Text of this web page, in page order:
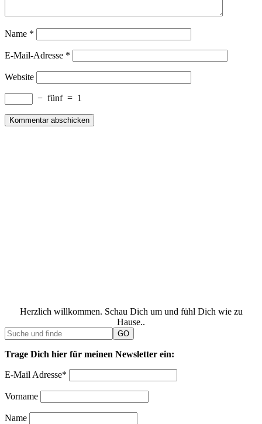
Name *
E-Mail-Adresse *
Website
− fünf = 1
Herzlich willkommen. Schau Dich um und fühl Dich wie zu
Hause..
Trage Dich hier für meinen Newsletter ein:
E-Mail Adresse*
Vorname
Name